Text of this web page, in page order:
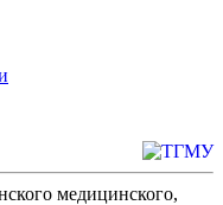
медицинского,